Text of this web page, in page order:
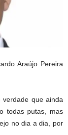
Araújo Pereira
que ainda
todas putas, mas
no dia a dia, por